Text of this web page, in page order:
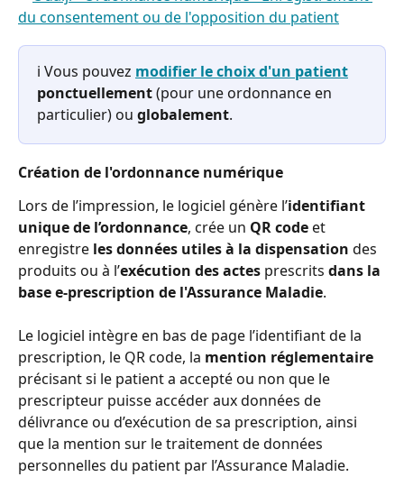
ℹ️ Vous pouvez modifier le choix d'un patient
ponctuellement (pour une ordonnance en
particulier) ou globalement.
Création de l'ordonnance numérique
Lors de l’impression, le logiciel génère l’identifiant
unique de l’ordonnance, crée un QR code et
enregistre les données utiles à la dispensation des
produits ou à l’exécution des actes prescrits dans la
base e-prescription de l'Assurance Maladie.
Le logiciel intègre en bas de page l’identifiant de la
prescription, le QR code, la mention réglementaire
précisant si le patient a accepté ou non que le
prescripteur puisse accéder aux données de
délivrance ou d’exécution de sa prescription, ainsi
que la mention sur le traitement de données
personnelles du patient par l’Assurance Maladie.